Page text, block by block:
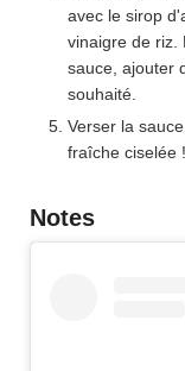
avec le sirop
vinaigre de riz.
sauce, ajouter
souhaité.
Verser la
fraîche ciselée !
Notes